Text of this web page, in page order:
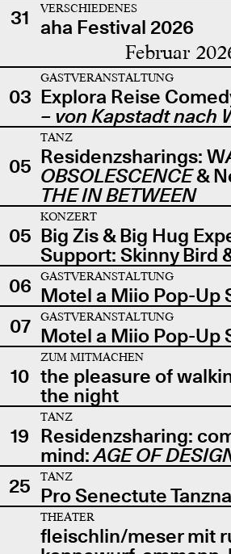
31
VERSCHIEDENES
aha Festival 2026
Februar
03
GASTVERANSTALTUNG
Explora Reise
– von Kapstadt nach
05
TANZ
Residenzsharings:
OBSOLESCENCE&
THE IN BETWEEN
05
KONZERT
Big Zis & Big Hug
Support: Skinny Bird
06
GASTVERANSTALTUNG
Motel a Miio Pop-Up
07
GASTVERANSTALTUNG
Motel a Miio Pop-Up
10
ZUM MITMACHEN
the pleasure of
the night
19
TANZ
Residenzsharing:
mind:AGE OF
25
TANZ
Pro Senectute
THEATER
fleischlin/meser mit